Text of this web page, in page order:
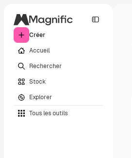
Créer
Accueil
Rechercher
Stock
Explorer
Tous les outils